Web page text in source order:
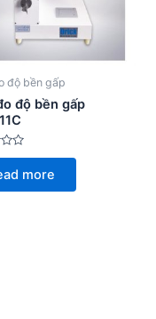
độ bền gấp
độ bền gấp
more